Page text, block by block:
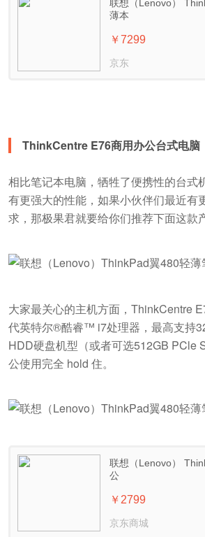
ThinkCentre E76商用办公台式电脑
相比笔记本电脑，牺牲了便携性的台式
有更强大的性能，如果小伙伴们最近有
求，那极果君就要给你们推荐下面这款
大家最关心的主机方面，ThinkCentre
代英特尔®酷睿™ i7处理器，最高支持
HDD硬盘机型（或者可选512GB PCle
公使用完全 hold 住。